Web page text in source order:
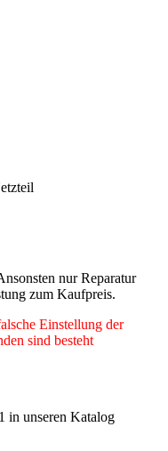
nur Reparatur
zum Kaufpreis.
Einstellung der
sind besteht
in unseren Katalog